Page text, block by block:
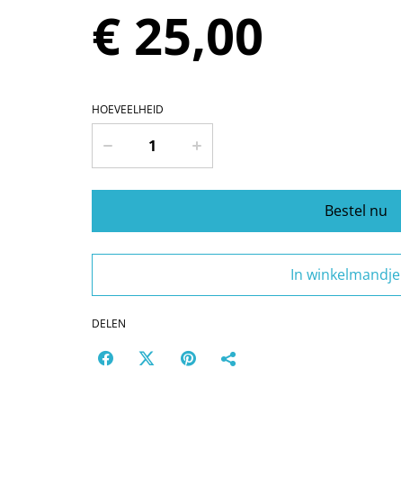
€ 25,00
HOEVEELHEID
Bestel nu
In winkelmandje
DELEN